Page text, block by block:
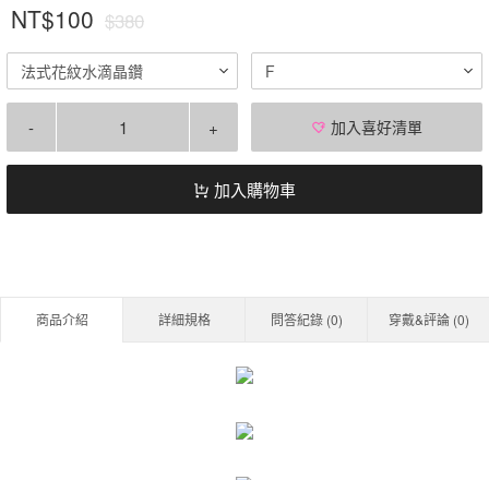
NT$100 $380
法式花紋水滴晶鑽 F
- + 加入喜好清單
加入購物車
商品介紹 詳細規格 問答紀錄 (0) 穿戴&評論 (0)